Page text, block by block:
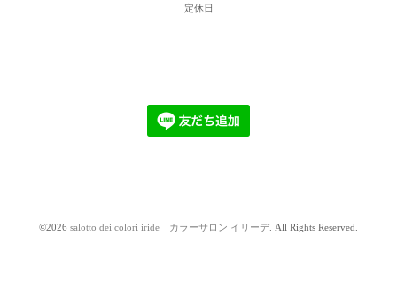
定休日
©2026 salotto dei colori iride カラーサロン イリーデ. All Rights Reserved.